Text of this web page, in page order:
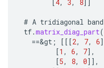
[4, 3, 8]]
# A tridiagonal band
tf.matrix_diag_part(
==&gt ; [[[2, 7, 6]
[1 , 6, 7] ,
[5, 8, 0]] ,